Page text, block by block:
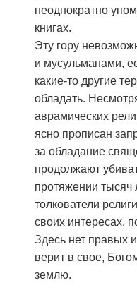
неоднократно
книгах.
Эту гору
и мусульманами,
какие-то другие
обладать.
аврамических
ясно прописан
за обладание
продолжают
протяжении тысяч
толкователи
своих интересах,
Здесь нет правых
верит в свое,
землю.